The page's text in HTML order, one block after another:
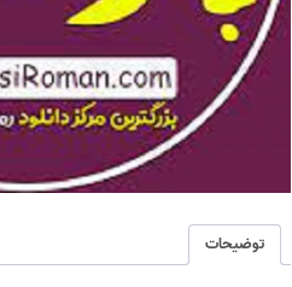
توضیحات